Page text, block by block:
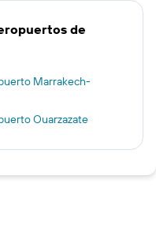
de
Marrakech-
Ouarzazate